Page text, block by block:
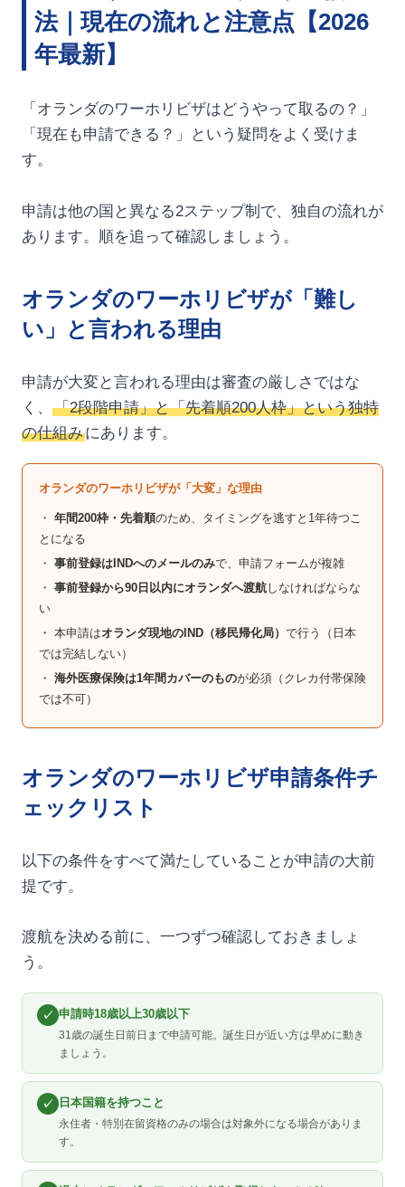
法｜現在の流れと注意点【2026
年最新】
「オランダのワーホリビザはどうやって取るの？」
「現在も申請できる？」という疑問をよく受けま
す。
申請は他の国と異なる2ステップ制で、独自の流れが
あります。順を追って確認しましょう。
オランダのワーホリビザが「難し
い」と言われる理由
申請が大変と言われる理由は審査の厳しさではな
く、
「2段階申請」と「先着順200人枠」という独特
の仕組みにあります。
オランダのワーホリビザが「大変」な理由
・ 年間200枠・先着順のため、タイミングを逃すと1年待つこ
とになる
・ 事前登録はINDへのメールのみで、申請フォームが複雑
・ 事前登録から90日以内にオランダへ渡航しなければならな
い
・ 本申請はオランダ現地のIND（移民帰化局） で行う（日本
では完結しない）
・ 海外医療保険は1年間カバーのものが必須（クレカ付帯保険
では不可）
オランダのワーホリビザ申請条件チ
ェックリスト
以下の条件をすべて満たしていることが申請の大前
提です。
渡航を決める前に、一つずつ確認しておきましょ
う。
✓ 申請時18歳以上30歳以下
31歳の誕生日前日まで申請可能。誕生日が近い方は早めに動き
ましょう。
✓ 日本国籍を持つこと
永住者・特別在留資格のみの場合は対象外になる場合がありま
す。